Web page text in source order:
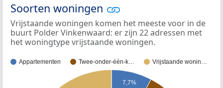
Soorten woningen
Vrijstaande woningen komen het meeste voor in de
buurt Polder Vinkenwaard: er zijn 22 adressen met
het woningtype vrijstaande woningen.
Appartementen Twee-onder-één-k… Vrijstaande wonin…
7,7%